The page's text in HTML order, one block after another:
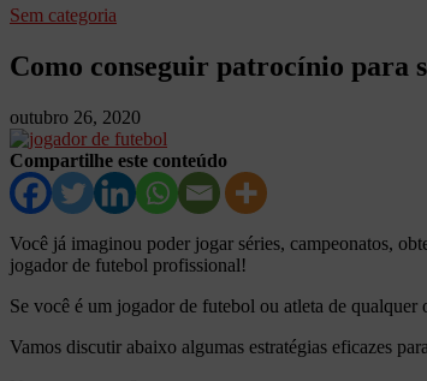
Sem categoria
Como conseguir patrocínio para
outubro 26, 2020
Compartilhe este conteúdo
Você já imaginou poder jogar séries, campeonatos,
jogador de futebol profissional!
Se você é um jogador de futebol ou atleta de qualquer
Vamos discutir abaixo algumas estratégias eficazes